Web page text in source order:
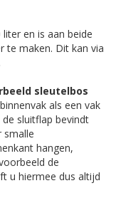
en is aan beide
te maken. Dit kan via
sleutelbos
als een vak
sluitflap bevindt
smalle
hangen,
de
u hiermee dus altijd